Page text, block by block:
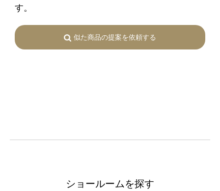
す。
似た商品の提案を依頼する
ショールームを探す